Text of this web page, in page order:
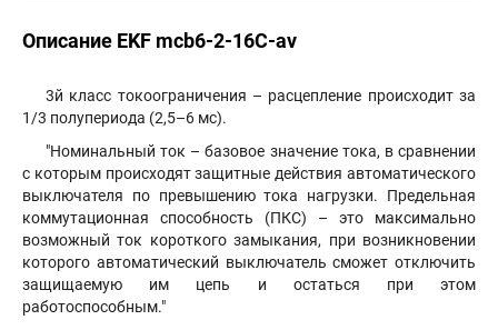
Описание EKF mcb6-2-16C-av
3й класс токоограничения – расцепление происходит за
1/3 полупериода (2,5–6 мс).
"Номинальный ток – базовое значение тока, в сравнении
с которым происходят защитные действия автоматического
выключателя по превышению тока нагрузки. Предельная
коммутационная способность (ПКС) – это максимально
возможный ток короткого замыкания, при возникновении
которого автоматический выключатель сможет отключить
защищаемую им цепь и остаться при этом
работоспособным."